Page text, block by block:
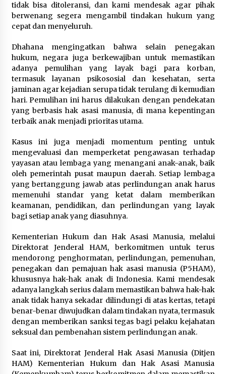
12 Coklat Terbaik dan Enak di
Pasaran
9 Kopi Botol Terbaik yang Praktis
untuk Menemani Aktivitas
8 Agustus 2026
Kemenpar Turut Perkuat
Pengembangan KEK Samota
sebagai Destinasi Wisata Bahari
Berkelas Dunia
8 Agustus 2026
Festival Lembah Baliem Perkuat
Ekonomi Masyarakat Papua
Pegunungan
8 Agustus 2026
tidak bisa ditoleransi, dan kami mendesak agar pihak
berwenang segera mengambil tindakan hukum yang
cepat dan menyeluruh.
Dhahana mengingatkan bahwa selain penegakan
hukum, negara juga berkewajiban untuk memastikan
adanya pemulihan yang layak bagi para korban,
termasuk layanan psikososial dan kesehatan, serta
jaminan agar kejadian serupa tidak terulang di kemudian
hari. Pemulihan ini harus dilakukan dengan pendekatan
yang berbasis hak asasi manusia, di mana kepentingan
terbaik anak menjadi prioritas utama.
Kasus ini juga menjadi momentum penting untuk
mengevaluasi dan memperketat pengawasan terhadap
yayasan atau lembaga yang menangani anak-anak, baik
oleh pemerintah pusat maupun daerah. Setiap lembaga
yang bertanggung jawab atas perlindungan anak harus
memenuhi standar yang ketat dalam memberikan
keamanan, pendidikan, dan perlindungan yang layak
bagi setiap anak yang diasuhnya.
Kementerian Hukum dan Hak Asasi Manusia, melalui
Direktorat Jenderal HAM, berkomitmen untuk terus
mendorong penghormatan, perlindungan, pemenuhan,
penegakan dan pemajuan hak asasi manusia (P5HAM),
khususnya hak-hak anak di Indonesia. Kami mendesak
adanya langkah serius dalam memastikan bahwa hak-hak
anak tidak hanya sekadar dilindungi di atas kertas, tetapi
benar-benar diwujudkan dalam tindakan nyata, termasuk
dengan memberikan sanksi tegas bagi pelaku kejahatan
seksual dan pembenahan sistem perlindungan anak.
Saat ini, Direktorat Jenderal Hak Asasi Manusia (Ditjen
HAM) Kementerian Hukum dan Hak Asasi Manusia